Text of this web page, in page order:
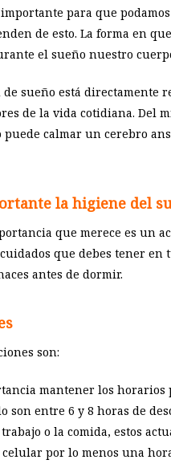
para que
de esto. La forma en
el sueño nuestro
sueño está directamente
de la vida cotidiana. Del
calmar un cerebro
la higiene del
que merece es un
que debes tener
antes de dormir.
son:
mantener los
son entre 6 y 8 horas de
o la comida, estos
celular por lo menos una